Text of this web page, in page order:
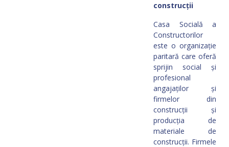
construcții
Casa Socială a
Constructorilor
este o organizație
paritară care oferă
sprijin social și
profesional
angajaților și
firmelor din
construcții și
producția de
materiale de
construcții. Firmele